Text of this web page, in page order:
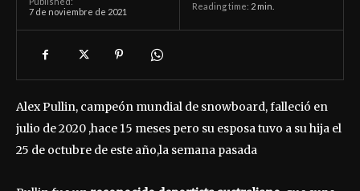
7 de noviembre de 2021
Reading time: 2 min.
Alex Pullin, campeón mundial de snowboard, falleció en
julio de 2020 ,hace 15 meses pero su esposa tuvo a su hija el
25 de octubre de este año,la semana pasada